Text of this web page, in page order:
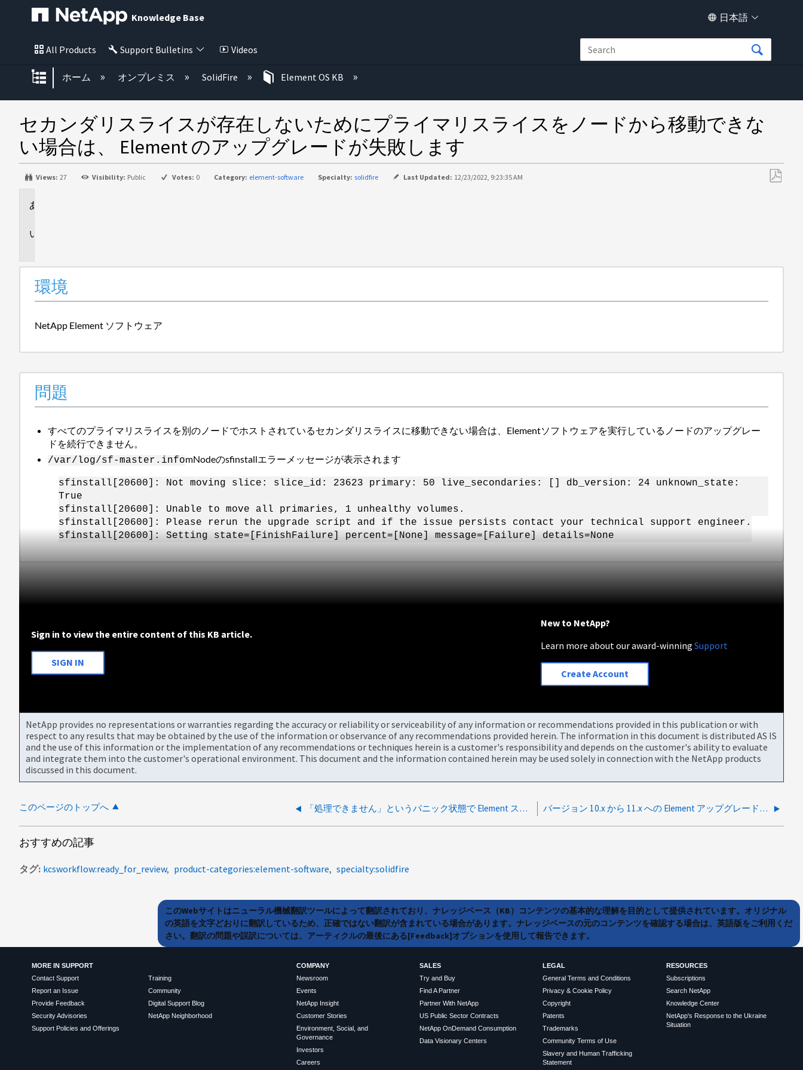
Knowledge Base 日本語
All Products Support Bulletins Videos
グローバル階層を展開/折りたたむ
ホーム オンプレミス SolidFire Element OS KB
セカンダリスライスが存在しないためにプライマリスライスをノードから移動できな
い場合は、 Element のアップグレードが失敗します
Views: 27 Visibility: Public Votes: 0 Category: element-software Specialty: solidfire Last Updated: 12/23/2022, 9:23:35 AM
環境
NetApp Element ソフトウェア
問題
すべてのプライマリスライスを別のノードでホストされているセカンダリスライスに移動できない場合は、Elementソフトウェアを実行しているノードのアップグレー
ドを続行できません。
/var/log/sf-master.infomNodeのsfinstallエラーメッセージが表示されます
sfinstall[20600]: Not moving slice: slice_id: 23623 primary: 50 live_secondaries: [] db_version: 24 unknown_state:
True
sfinstall[20600]: Unable to move all primaries, 1 unhealthy volumes.
sfinstall[20600]: Please rerun the upgrade script and if the issue persists contact your technical support engineer.
sfinstall[20600]: Setting state=[FinishFailure] percent=[None] message=[Failure] details=None
Sign in to view the entire content of this KB article.
SIGN IN
New to NetApp?
Learn more about our award-winningSupport
Create Account
NetApp provides no representations or warranties regarding the accuracy or reliability or serviceability of any information or recommendations provided in this publication or with
respect to any results that may be obtained by the use of the information or observance of any recommendations provided herein. The information in this document is distributed AS IS
and the use of this information or the implementation of any recommendations or techniques herein is a customer's responsibility and depends on the customer's ability to evaluate
and integrate them into the customer's operational environment. This document and the information contained herein may be used solely in connection with the NetApp products
discussed in this document.
このページのトップへ 「処理できません」というパニック状態で Element ストレージノードが予期せずリブートされました カーネル NULL ポインタ参照の解除 " バージョン 10.x から 11.x への Element アップグレードは、 PostInstallAbort で失敗します
おすすめの記事
タグ kcsworkflow:ready_for_review product-categories:element-software specialty:solidfire
このWebサイトはニューラル機械翻訳ツールによって翻訳されており、ナレッジベース（KB）コンテンツの基本的な理解を目的として提供されています。オリジナル
の英語を文字どおりに翻訳しているため、正確ではない翻訳が含まれている場合があります。ナレッジベースの元のコンテンツを確認する場合は、英語版をご利用くだ
さい。翻訳の問題や誤訳については、アーティクルの最後にある[Feedback]オプションを使用して報告できます。
MORE IN SUPPORT
Contact Support
Report an Issue
Provide Feedback
Security Advisories
Support Policies and Offerings
Training
Community
Digital Support Blog
NetApp Neighborhood
COMPANY
Newsroom
Events
NetApp Insight
Customer Stories
Environment, Social, and
Governance
Investors
Careers
SALES
Try and Buy
Find A Partner
Partner With NetApp
US Public Sector Contracts
NetApp OnDemand Consumption
Data Visionary Centers
LEGAL
General Terms and Conditions
Privacy & Cookie Policy
Copyright
Patents
Trademarks
Community Terms of Use
Slavery and Human Trafficking
Statement
RESOURCES
Subscriptions
Search NetApp
Knowledge Center
NetApp's Response to the Ukraine
Situation